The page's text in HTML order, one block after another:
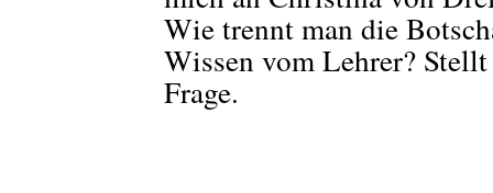
Wie trennt man die
Wissen vom Lehrer?
Frage.